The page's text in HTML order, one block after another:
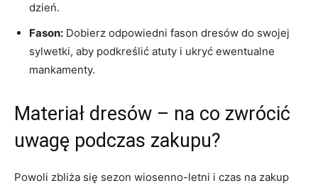
dzień.
Fason: ⁣Dobierz odpowiedni fason dresów do ⁢swojej
sylwetki, ‍aby podkreślić atuty i‍ ukryć ewentualne
mankamenty.
Materiał ‍dresów – na ‌co zwrócić
uwagę podczas zakupu?
Powoli zbliża się sezon wiosenno-letni‍ i czas na zakup